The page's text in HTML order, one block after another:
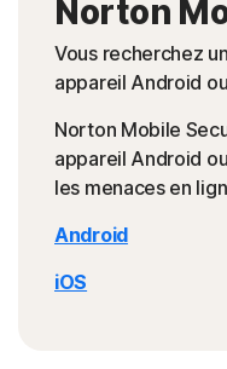
Norton
Vous recherchez
appareil Android
Norton Mobile
appareil Android
les menaces en
Android
iOS